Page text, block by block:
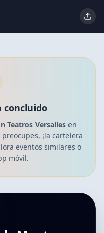
concluido
Teatros Versalles en
¡la cartelera
eventos similares o
móvil.